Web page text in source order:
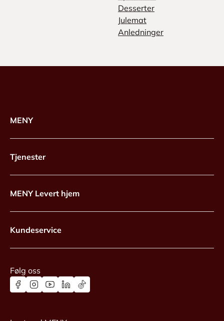
Desserter
Julemat
Anledninger
MENY
Tjenester
MENY Levert hjem
Kundeservice
Følg oss